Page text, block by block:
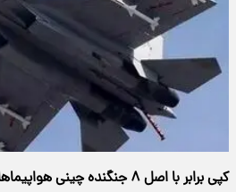
کپی برابر با اصل ۸ جنگنده چینی هواپیماهای جنگی آمریکا